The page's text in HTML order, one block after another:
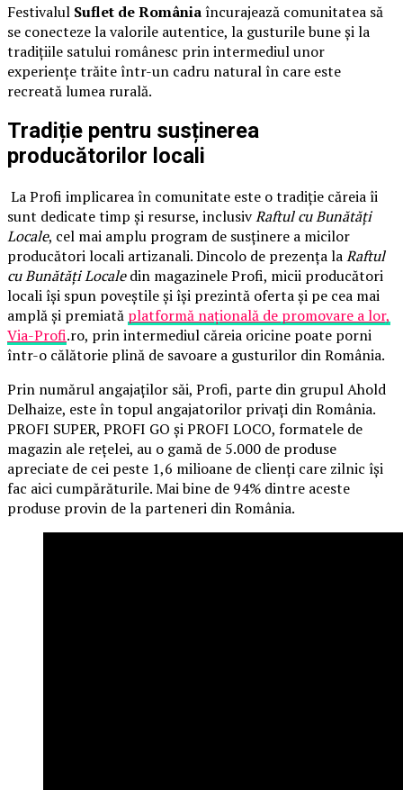
Festivalul Suflet de Româniaîncurajează comunitatea să
se conecteze la valorile autentice, la gusturile bune și la
tradițiile satului românesc prin intermediul unor
experiențe trăite într-un cadru natural în care este
recreată lumea rurală.
Tradiție pentru susținerea
producătorilor locali
La Profi implicarea în comunitate este o tradiție căreia îi
sunt dedicate timp și resurse, inclusivRaftul cu Bunătăți
Locale, cel mai amplu program de susținere a micilor
producători locali artizanali. Dincolo de prezența laRaftul
cu Bunătăți Localedin magazinele Profi, micii producători
locali își spun poveștile și își prezintă oferta și pe cea mai
amplă și premiată platformă națională de promovare a lor,
Via-Profi.ro, prin intermediul căreia oricine poate porni
într-o călătorie plină de savoare a gusturilor din România.
Prin numărul angajaților săi, Profi, parte din grupul Ahold
Delhaize, este în topul angajatorilor privați din România.
PROFI SUPER, PROFI GO și PROFI LOCO, formatele de
magazin ale rețelei, au o gamă de 5.000 de produse
apreciate de cei peste 1,6 milioane de clienți care zilnic își
fac aici cumpărăturile. Mai bine de 94% dintre aceste
produse provin de la parteneri din România.